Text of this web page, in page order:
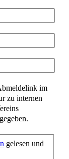
im
zu internen
gelesen und